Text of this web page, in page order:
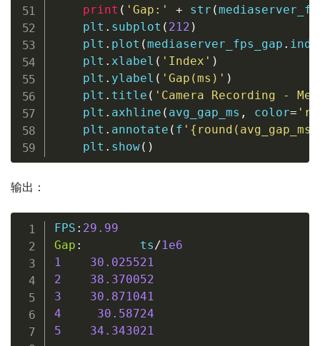
print ( 'Gap:' + str (
    plt
. subplot ( 212 )
    plt
. plot (mediaserver_fps_gap .
    plt
. xlabel ( 'Index' )
    plt
. ylabel ( 'Gap(ms)' )
    plt
. title ( 'Camera Recording -
    plt
. axhline ( avg_gap_ms , color= 'r'
    plt
. annotate ( f ' { round ( avg_gap_ms
    plt
. show( )
输出：
FPS : 29.99
Gap :
        ts
/1e6
1
30.025521
2
38.370052
3
30.871041
4
30.58724
5
34.343021